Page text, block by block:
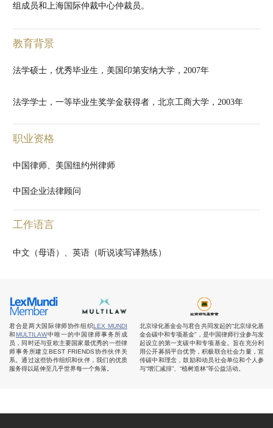
组成员和上海国际仲裁中心仲裁员。
教育背景
法学硕士，优秀毕业生，美国印第安纳大学，2007年
法学学士，一等毕业生奖学金获得者，北京工商大学，2003年
职业资格
中国律师、美国纽约州律师
中国企业法律顾问
工作语言
中文（母语）、英语（听说读写译熟练）
君合是两大国际律师协作组织LEX MUNDI
和MULTILAW中唯一的中国律师事务所成
员，同时还与亚欧主要国家最优秀的一些律
师事务所建立BEST FRIENDS协作伙伴关
系。通过这些协作组织和伙伴，我们的优质
服务得以延伸至几乎世界每一个角落。
北京绿化基金会与君合共同发起的“北京绿化基
金会碳中和专项基金”，是中国律师行业参与发
起设立的第一支碳中和专项基金。旨在充分利
用公开募捐平台优势，积极联合社会力量，宣
传碳中和理念，鼓励和动员社会单位和个人参
与“增汇减排”、“植树造林”等公益活动。